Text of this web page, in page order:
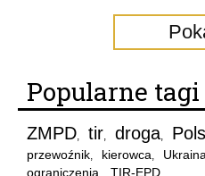
Popularne tagi
ZMPD, tir, droga,
przewoźnik, kierowca,
ograniczenia TIR-EPD